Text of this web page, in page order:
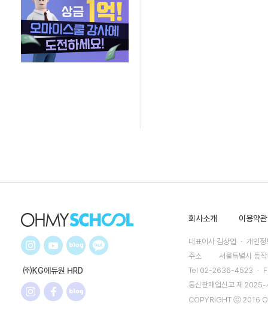
㈜KG에듀원 HRD
회사소개 이용약관
대표이사 김상엽 ㆍ 개인
주소
서울특별시 동
Tel 02-2636-4523 ㆍ
통신판매업신고 제
COPYRIGHT ⓒ 2016